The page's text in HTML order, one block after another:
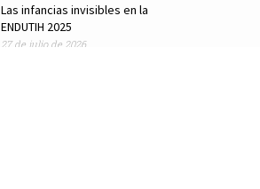
Las infancias invisibles en la
ENDUTIH 2025
27 de julio de 2026